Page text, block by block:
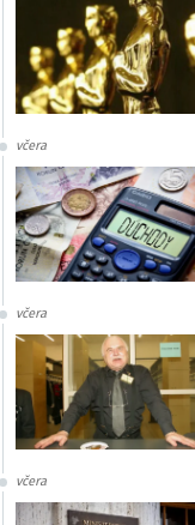
včera
včera
včera